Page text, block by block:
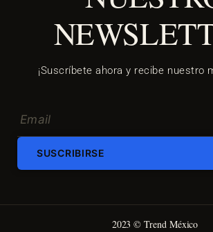
¡Suscríbete ahora y recibe nuestro
SUSCRIBIRSE
2023 © Trend México